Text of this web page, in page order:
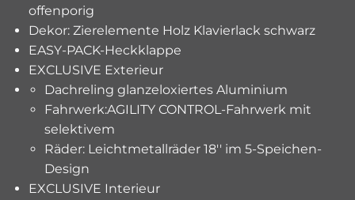
offenporig
Dekor: Zierelemente Holz Klavierlack schwarz
EASY-PACK-Heckklappe
EXCLUSIVE Exterieur
Dachreling glanzeloxiertes Aluminium
Fahrwerk:AGILITY CONTROL-Fahrwerk mit
selektivem
Räder: Leichtmetallräder 18'' im 5-Speichen-
Design
EXCLUSIVE Interieur